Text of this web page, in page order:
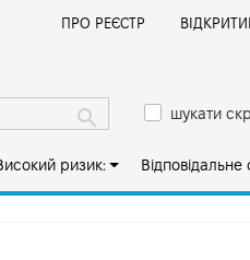
ПРО РЕЄСТР
шукати
ризик: